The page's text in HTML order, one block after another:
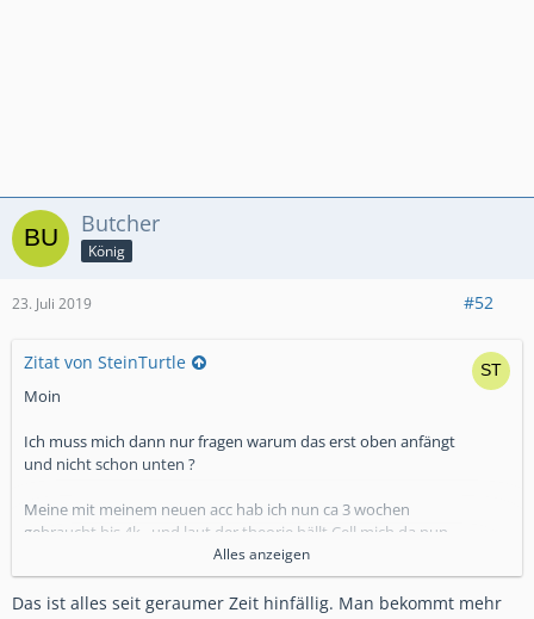
Butcher
König
23. Juli 2019 #52
Zitat von SteinTurtle
Moin
Ich muss mich dann nur fragen warum das erst oben anfängt
und nicht schon unten ?
Meine mit meinem neuen acc hab ich nun ca 3 wochen
gebraucht bis 4k , und laut der theorie hällt Cell mich da nun
Wäre es für die nicht sinniger das von anfang an zu machen
und es leicht zu steigern?
Alles anzeigen
Das ist alles seit geraumer Zeit hinfällig. Man bekommt mehr